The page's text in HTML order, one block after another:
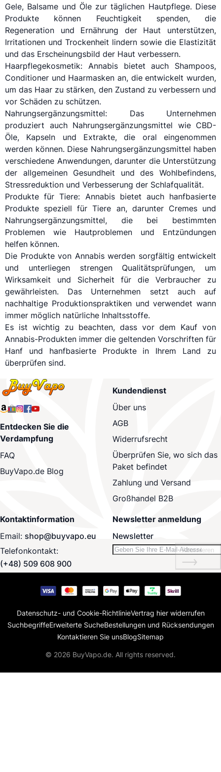
Gele, Balsame und Öle zur täglichen Hautpflege. Diese
Produkte können Feuchtigkeit spenden, die
Regeneration und Ernährung der Haut unterstützen,
Irritationen und Trockenheit lindern sowie die Elastizität
und das Erscheinungsbild der Haut verbessern.
Haarpflegekosmetik: Annabis bietet auch Shampoos,
Conditioner und Haarmasken an, die entwickelt wurden,
um das Haar zu stärken, den Zustand zu verbessern und
vor Schäden zu schützen.
Nahrungsergänzungsmittel: Das Unternehmen
produziert auch Nahrungsergänzungsmittel wie CBD-
Öle, Kapseln und Extrakte, die oral eingenommen
werden können. Diese Nahrungsergänzungsmittel haben
verschiedene Anwendungen, darunter die Unterstützung
der allgemeinen Gesundheit und des Wohlbefindens,
Stressreduktion und Verbesserung der Schlafqualität.
Produkte für Tiere: Annabis bietet auch hanfbasierte
Produkte speziell für Tiere an, darunter Cremes und
Nahrungsergänzungsmittel, die bei bestimmten
Problemen wie Hautproblemen und Entzündungen
helfen können.
Die Produkte von Annabis werden sorgfältig entwickelt
und unterliegen strengen Qualitätsprüfungen, um
Wirksamkeit und Sicherheit für die Verbraucher zu
gewährleisten. Das Unternehmen setzt auch auf
nachhaltige Produktionspraktiken und verwendet wann
immer möglich natürliche Inhaltsstoffe.
Es ist wichtig zu beachten, dass vor dem Kauf von
Annabis-Produkten immer die geltenden Vorschriften für
Hanf und hanfbasierte Produkte in Ihrem Land zu
überprüfen sind.
Entdecken Sie die
Verdampfung
FAQ
BuyVapo.de Blog
Kundendienst
Über uns
AGB
Widerrufsrecht
Überprüfen Sie, wo sich das
Paket befindet
Zahlung und Versand
Großhandel B2B
Kontaktinformation
Email: shop@buyvapo.eu
Telefonkontakt:
(+48) 509 608 900
Newsletter anmeldung
Newsletter
Abonnieren
Datenschutz- und Cookie-RichtlinieVertrag hier widerrufen
SuchbegriffeErweiterte SucheBestellungen und Rücksendungen
Kontaktieren Sie unsBlogSitemap
© 2026 BuyVapo.de. All rights reserved.